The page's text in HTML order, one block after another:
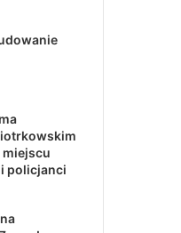
miejscu
policjanci